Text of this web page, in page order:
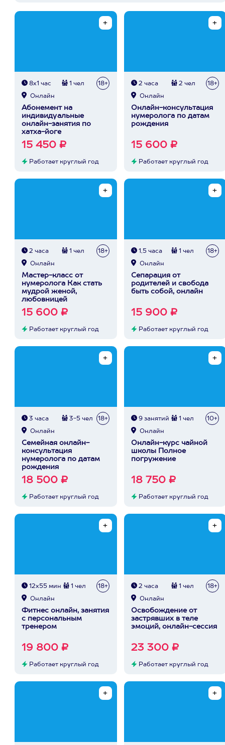
8х1 час 1 чел 18+
Онлайн
Абонемент на
индивидуальные
онлайн-занятия по
хатха-йоге
15 450 ₽
Работает круглый год
2 часа 2 чел 18+
Онлайн
Онлайн-консультация
нумеролога по датам
рождения
15 600 ₽
Работает круглый год
2 часа 1 чел 18+
Онлайн
Мастер-класс от
нумеролога Как стать
мудрой женой,
любовницей
15 600 ₽
Работает круглый год
1,5 часа 1 чел 18+
Онлайн
Сепарация от
родителей и свобода
быть собой, онлайн
15 900 ₽
Работает круглый год
3 часа 3-5 чел 18+
Онлайн
Семейная онлайн-
консультация
нумеролога по датам
рождения
18 500 ₽
Работает круглый год
9 занятий 1 чел 10+
Онлайн
Онлайн-курс чайной
школы Полное
погружение
18 750 ₽
Работает круглый год
12х55 мин 1 чел 18+
Онлайн
Фитнес онлайн, занятия
с персональным
тренером
19 800 ₽
Работает круглый год
2 часа 1 чел 18+
Онлайн
Освобождение от
застрявших в теле
эмоций, онлайн-сессия
23 300 ₽
Работает круглый год